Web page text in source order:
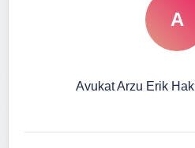
A
Avukat Arzu Erik